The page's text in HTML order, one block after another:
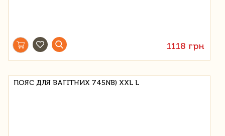
1118 грн
ПОЯС ДЛЯ ВАГІТНИХ 745NB) XXL L